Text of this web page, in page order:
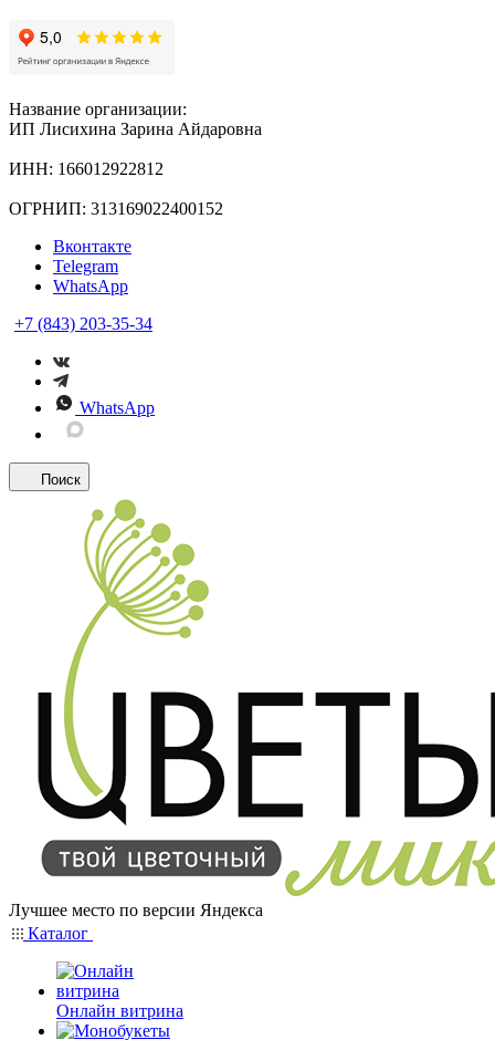
Название организации:
ИП Лисихина Зарина Айдаровна
ИНН: 166012922812
ОГРНИП: 313169022400152
Вконтакте
Telegram
WhatsApp
+7 (843) 203-35-34
WhatsApp
Поиск
Лучшее место по версии Яндекса
Каталог
Онлайн витрина